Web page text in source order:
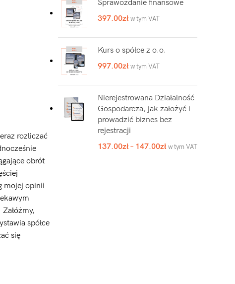
rozliczać
obrót
mojej opinii
spółce
się
Sprawozdanie finansowe
397.00zł w tym VAT
Kurs o spółce z o.o.
997.00zł w tym VAT
Nierejestrowana Działalność
Gospodarcza, jak założyć i
prowadzić biznes bez
rejestracji
137.00zł – 147.00zł w tym VAT